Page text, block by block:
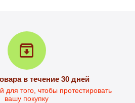
в течение 30 дней
для того, чтобы протестировать
вашу покупку